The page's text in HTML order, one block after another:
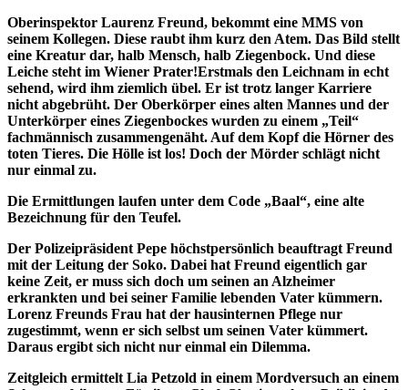
Oberinspektor Laurenz Freund, bekommt eine MMS von
seinem Kollegen. Diese raubt ihm kurz den Atem. Das Bild stellt
eine Kreatur dar, halb Mensch, halb Ziegenbock. Und diese
Leiche steht im Wiener Prater!Erstmals den Leichnam in echt
sehend, wird ihm ziemlich übel. Er ist trotz langer Karriere
nicht abgebrüht. Der Oberkörper eines alten Mannes und der
Unterkörper eines Ziegenbockes wurden zu einem „Teil“
fachmännisch zusammengenäht. Auf dem Kopf die Hörner des
toten Tieres. Die Hölle ist los! Doch der Mörder schlägt nicht
nur einmal zu.
Die Ermittlungen laufen unter dem Code „Baal“, eine alte
Bezeichnung für den Teufel.
Der Polizeipräsident Pepe höchstpersönlich beauftragt Freund
mit der Leitung der Soko. Dabei hat Freund eigentlich gar
keine Zeit, er muss sich doch um seinen an Alzheimer
erkrankten und bei seiner Familie lebenden Vater kümmern.
Lorenz Freunds Frau hat der hausinternen Pflege nur
zugestimmt, wenn er sich selbst um seinen Vater kümmert.
Daraus ergibt sich nicht nur einmal ein Dilemma.
Zeitgleich ermittelt Lia Petzold in einem Mordversuch an einem